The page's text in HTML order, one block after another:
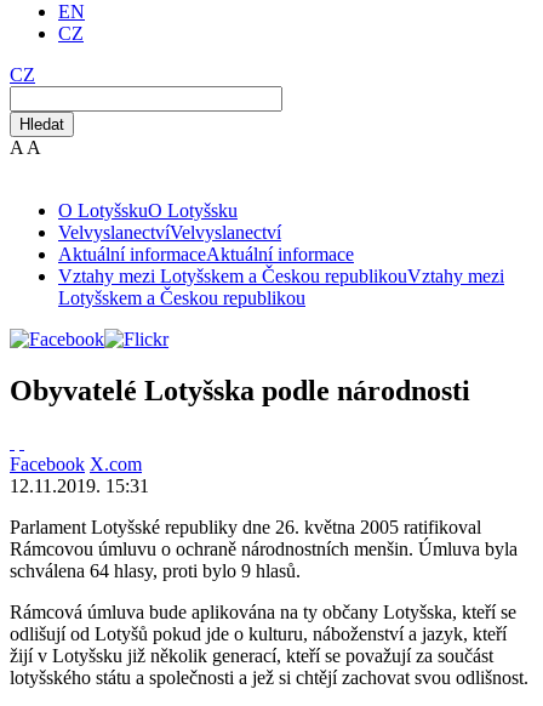
EN
CZ
CZ
Hledat
A A
O LotyšskuO Lotyšsku
VelvyslanectvíVelvyslanectví
Aktuální informaceAktuální informace
Vztahy mezi Lotyšskem a Českou republikouVztahy mezi
Lotyšskem a Českou republikou
Obyvatelé Lotyšska podle národnosti
Facebook X.com
12.11.2019. 15:31
Parlament Lotyšské republiky dne 26. května 2005 ratifikoval
Rámcovou úmluvu o ochraně národnostních menšin. Úmluva byla
schválena 64 hlasy, proti bylo 9 hlasů.
Rámcová úmluva bude aplikována na ty občany Lotyšska, kteří se
odlišují od Lotyšů pokud jde o kulturu, náboženství a jazyk, kteří
žijí v Lotyšsku již několik generací, kteří se považují za součást
lotyšského státu a společnosti a jež si chtějí zachovat svou odlišnost.